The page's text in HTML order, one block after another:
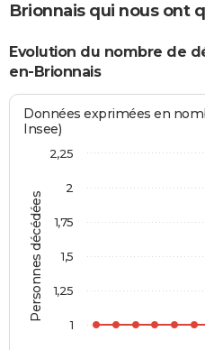
Brionnais qui nous ont
Evolution du nombre de
en-Brionnais
Personnes décédées
Données exprimées en
Insee)
1
1,25
1,5
1,75
2
2,25